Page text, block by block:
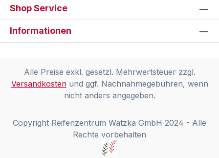
Shop Service
Informationen
Alle Preise exkl. gesetzl. Mehrwertsteuer zzgl.
Versandkostenund ggf. Nachnahmegebühren, wenn
nicht anders angegeben.
Copyright Reifenzentrum Watzka GmbH 2024 - Alle
Rechte vorbehalten